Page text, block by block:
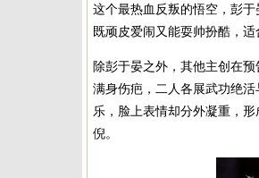
这个最热血反叛的悟空，彭
既顽皮爱闹又能耍帅扮酷，适
除彭于晏之外，其他主创在
满身伤疤，二人各展武功绝
乐，脸上表情却分外凝重，
倪。